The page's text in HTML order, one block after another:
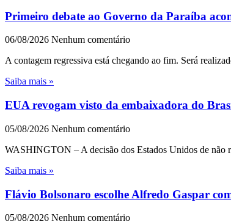
Primeiro debate ao Governo da Paraíba
06/08/2026 Nenhum comentário
A contagem regressiva está chegando ao fim. Será
Saiba mais »
EUA revogam visto da embaixadora do
05/08/2026 Nenhum comentário
WASHINGTON – A decisão dos Estados Unidos de não
Saiba mais »
Flávio Bolsonaro escolhe Alfredo Gaspar
05/08/2026 Nenhum comentário